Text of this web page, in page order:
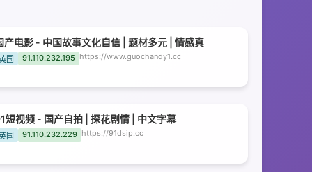
产电影 - 中国故事文化自信 | 题材多元 | 情感真
国 91.110.232.195 https://www.guochandy1.cc
短视频 - 国产自拍 | 探花剧情 | 中文字幕
国 91.110.232.229 https://91dsip.cc